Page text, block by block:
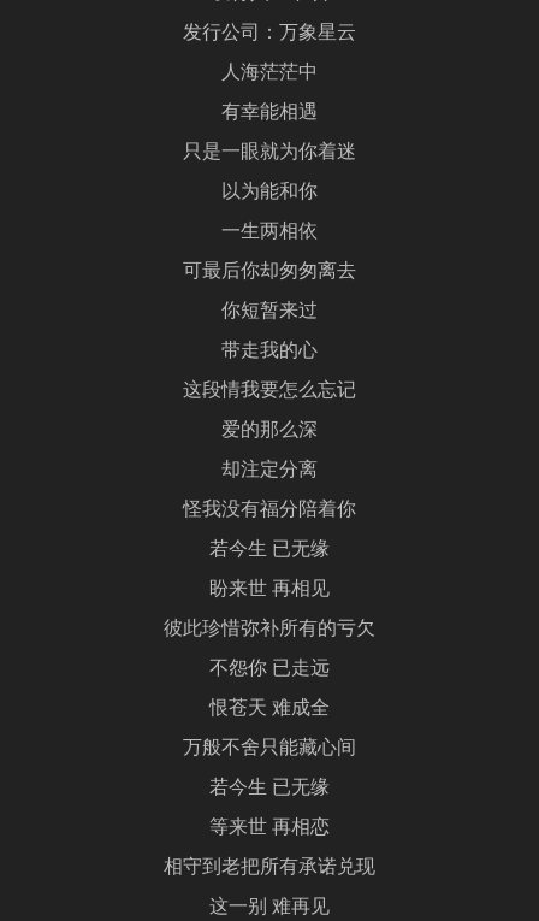
发行公司：万象星云
人海茫茫中
有幸能相遇
只是一眼就为你着迷
以为能和你
一生两相依
可最后你却匆匆离去
你短暂来过
带走我的心
这段情我要怎么忘记
爱的那么深
却注定分离
怪我没有福分陪着你
若今生 已无缘
盼来世 再相见
彼此珍惜弥补所有的亏欠
不怨你 已走远
恨苍天 难成全
万般不舍只能藏心间
若今生 已无缘
等来世 再相恋
相守到老把所有承诺兑现
这一别 难再见